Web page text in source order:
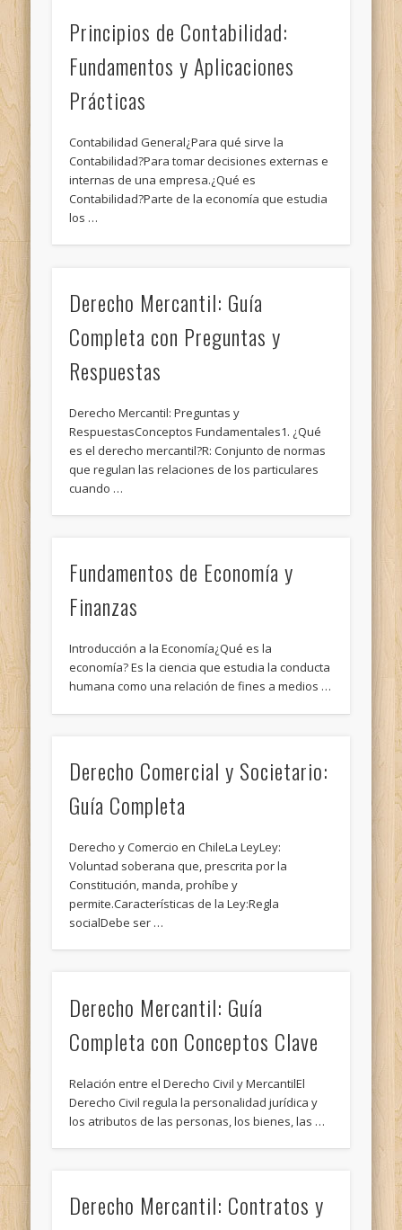
Principios de Contabilidad:
Fundamentos y Aplicaciones
Prácticas
Contabilidad General¿Para qué sirve la
Contabilidad?Para tomar decisiones externas e
internas de una empresa.¿Qué es
Contabilidad?Parte de la economía que estudia
los …
Derecho Mercantil: Guía
Completa con Preguntas y
Respuestas
Derecho Mercantil: Preguntas y
RespuestasConceptos Fundamentales1. ¿Qué
es el derecho mercantil?R: Conjunto de normas
que regulan las relaciones de los particulares
cuando …
Fundamentos de Economía y
Finanzas
Introducción a la Economía¿Qué es la
economía? Es la ciencia que estudia la conducta
humana como una relación de fines a medios …
Derecho Comercial y Societario:
Guía Completa
Derecho y Comercio en ChileLa LeyLey:
Voluntad soberana que, prescrita por la
Constitución, manda, prohíbe y
permite.Características de la Ley:Regla
socialDebe ser …
Derecho Mercantil: Guía
Completa con Conceptos Clave
Relación entre el Derecho Civil y MercantilEl
Derecho Civil regula la personalidad jurídica y
los atributos de las personas, los bienes, las …
Derecho Mercantil: Contratos y